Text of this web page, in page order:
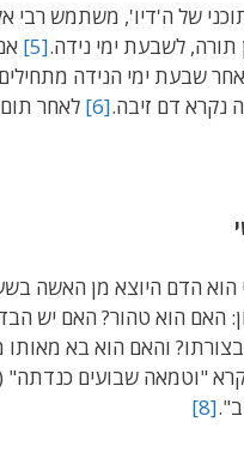
של ה'דיו', משתמש רבי
תורה, לשבעת ימי נידה.[5]
שבעת ימי הנידה מתחילים
נקרא דם זיבה.[6] לאחר תום
הוא הדם היוצא מן האשה
האם הוא טהור? האם יש
והאם הוא בא
"וטמאה שבועים כנדתה"
[8]